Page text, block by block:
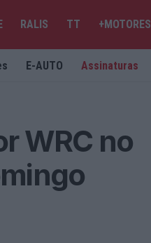
RALIS TT +MOTORES
E-AUTO Assinaturas
WRC no